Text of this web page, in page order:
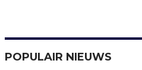
POPULAIR NIEUWS